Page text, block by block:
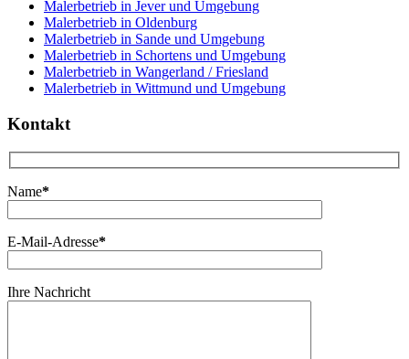
Malerbetrieb in Jever und Umgebung
Malerbetrieb in Oldenburg
Malerbetrieb in Sande und Umgebung
Malerbetrieb in Schortens und Umgebung
Malerbetrieb in Wangerland / Friesland
Malerbetrieb in Wittmund und Umgebung
Kontakt
Name*
E-Mail-Adresse*
Ihre Nachricht